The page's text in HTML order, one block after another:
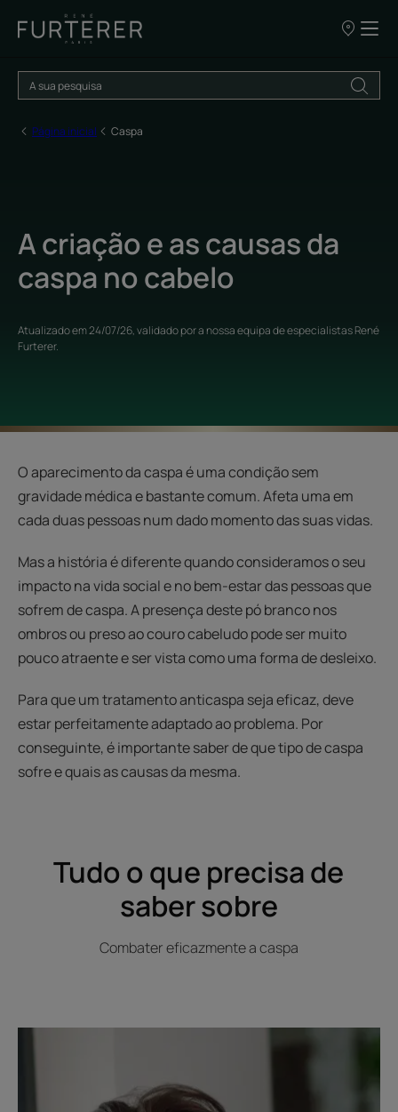
OS
DE
VENDA
Página inicial Caspa
A criação e as causas da
caspa no cabelo
Atualizado em24/07/26, validado pora nossa equipa de especialistas René
Furterer.
O aparecimento da caspa é uma condição sem
gravidade médica e bastante comum. Afeta uma em
cada duas pessoas num dado momento das suas vidas.
Mas a história é diferente quando consideramos o seu
impacto na vida social e no bem-estar das pessoas que
sofrem de caspa. A presença deste pó branco nos
ombros ou preso ao couro cabeludo pode ser muito
pouco atraente e ser vista como uma forma de desleixo.
Para que um tratamento anticaspa seja eficaz, deve
estar perfeitamente adaptado ao problema. Por
conseguinte, é importante saber de que tipo de caspa
sofre e quais as causas da mesma.
Tudo o que precisa de
saber sobre
Combater eficazmente a caspa